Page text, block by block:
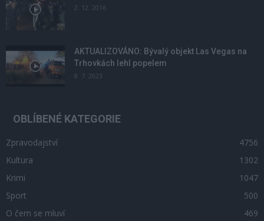
2. 12. 2016
AKTUALIZOVÁNO: Bývalý objekt Las Vegas na
Trhovkách lehl popelem
8. 7. 2023
OBLÍBENÉ KATEGORIE
Zpravodajství
4756
Kultura
1302
Krimi
1047
Sport
500
O čem se mluví
469